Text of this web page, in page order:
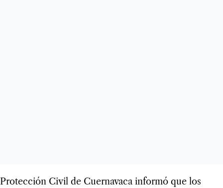
Protección Civil de Cuernavaca informó que los